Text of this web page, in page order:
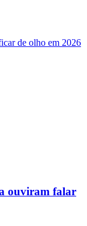
de olho em 2026
ouviram falar